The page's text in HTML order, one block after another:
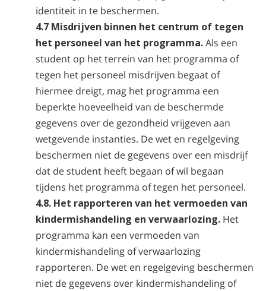
identiteit in te beschermen.
4.7 Misdrijven binnen het centrum of tegen
het personeel van het programma.Als een
student op het terrein van het programma of
tegen het personeel misdrijven begaat of
hiermee dreigt, mag het programma een
beperkte hoeveelheid van de beschermde
gegevens over de gezondheid vrijgeven aan
wetgevende instanties. De wet en regelgeving
beschermen niet de gegevens over een misdrijf
dat de student heeft begaan of wil begaan
tijdens het programma of tegen het personeel.
4.8. Het rapporteren van het vermoeden van
kindermishandeling en verwaarlozing. Het
programma kan een vermoeden van
kindermishandeling of verwaarlozing
rapporteren. De wet en regelgeving beschermen
niet de gegevens over kindermishandeling of